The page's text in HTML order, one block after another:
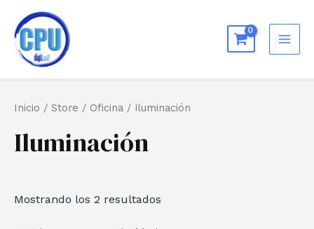
contenido
Inicio / Store / Oficina / Iluminación
Iluminación
Mostrando los 2 resultados